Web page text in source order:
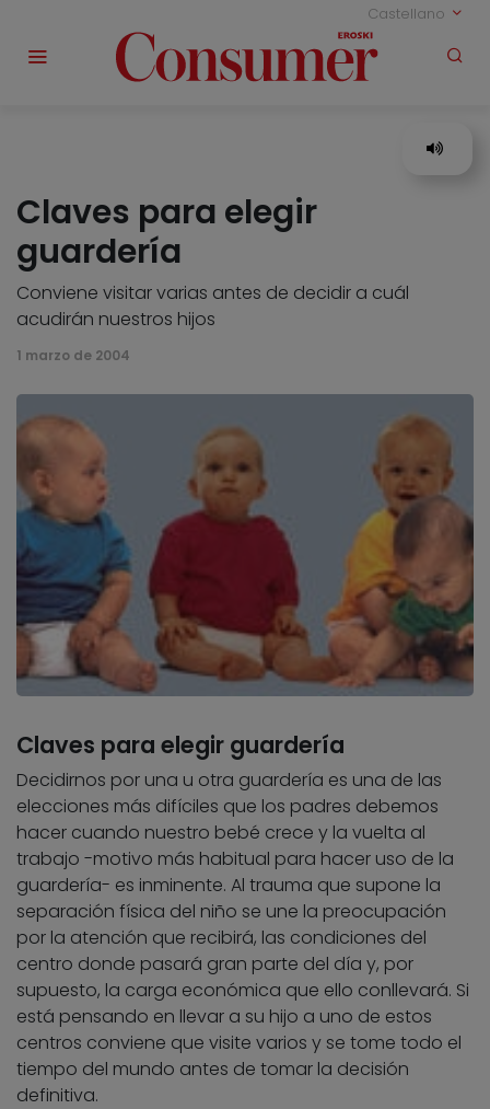
Castellano
Claves para elegir
guardería
Conviene visitar varias antes de decidir a cuál
acudirán nuestros hijos
1 marzo de 2004
Claves para elegir guardería
Decidirnos por una u otra guardería es una de las
elecciones más difíciles que los padres debemos
hacer cuando nuestro bebé crece y la vuelta al
trabajo -motivo más habitual para hacer uso de la
guardería- es inminente. Al trauma que supone la
separación física del niño se une la preocupación
por la atención que recibirá, las condiciones del
centro donde pasará gran parte del día y, por
supuesto, la carga económica que ello conllevará. Si
está pensando en llevar a su hijo a uno de estos
centros conviene que visite varios y se tome todo el
tiempo del mundo antes de tomar la decisión
definitiva.